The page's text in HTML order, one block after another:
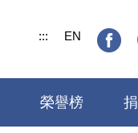
::: EN
榮譽榜